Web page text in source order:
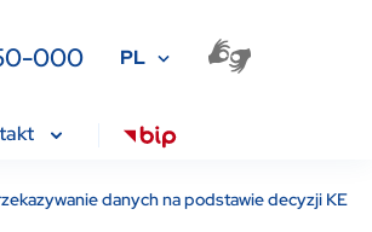
000 PL
danych na podstawie decyzji KE